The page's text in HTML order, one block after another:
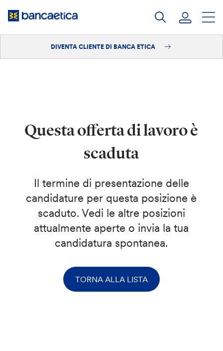
DIVENTA CLIENTE DI BANCA ETICA
Questa offerta di lavoro è
scaduta
Il termine di presentazione delle
candidature per questa posizione è
scaduto. Vedi le altre posizioni
attualmente aperte o invia la tua
candidatura spontanea.
TORNA ALLA LISTA